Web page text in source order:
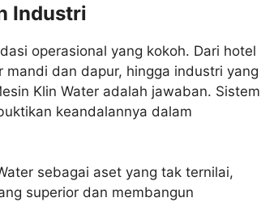
Industri
operasional yang kokoh. Dari hotel
dan dapur, hingga industri yang
Klin Water adalah jawaban. Sistem
keandalannya dalam
sebagai aset yang tak ternilai,
superior dan membangun